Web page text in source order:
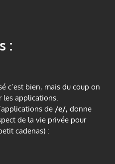
:
c’est bien, mais du coup on
les applications.
de /e/, donne
de la vie privée pour
cadenas) :